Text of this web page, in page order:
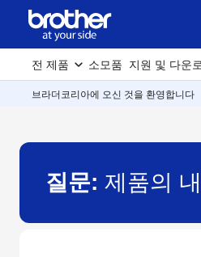
전 제품 소모품 지원 및 다운
브라더코리아에 오신 것을 환영합니다
질문: 제품의